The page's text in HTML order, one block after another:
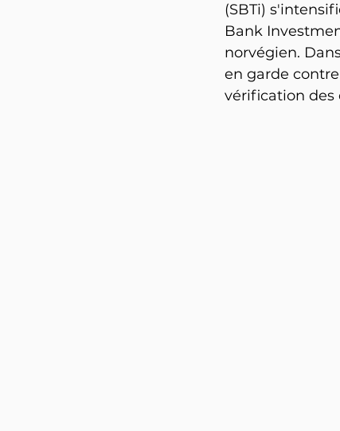
(SBTi)
Bank
norvégien.
en garde
vérification des